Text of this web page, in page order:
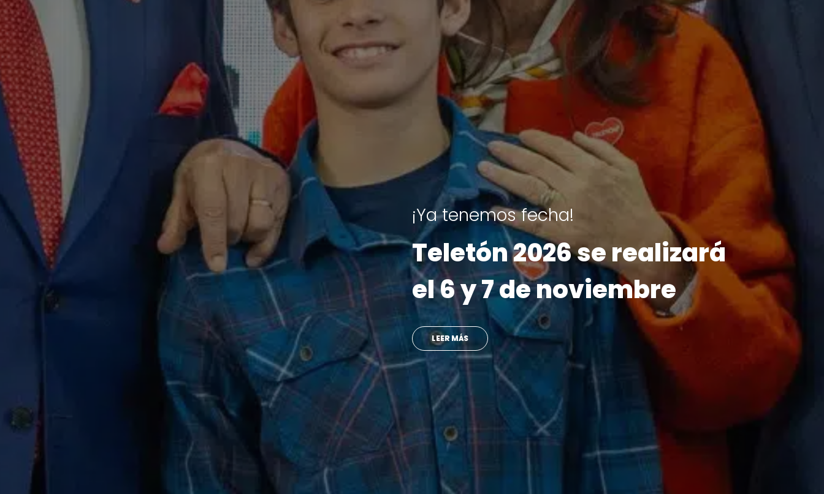
Reportajes
Revive las historias que
marcaron la Teletón 2025
VER MÁS